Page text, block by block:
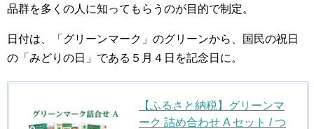
品群を多くの人に知ってもらうのが目的で制定。
日付は、「グリーンマーク」のグリーンから、国民の祝日
の「みどりの日」である５月４日を記念日に。
【ふるさと納税】グリーンマ
ーク 詰め合わせ A セット / つ